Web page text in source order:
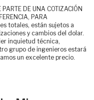
PARTE DE UNA COTIZACIÓN
PARA
totales, están sujetos a
y cambios del dolar.
inquietud técnica,
grupo de ingenieros estará
un excelente precio.